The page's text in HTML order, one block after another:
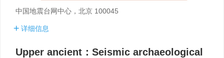
中国地震台网中心，北京 100045
详细信息
Upper ancient：Seismic archaeological